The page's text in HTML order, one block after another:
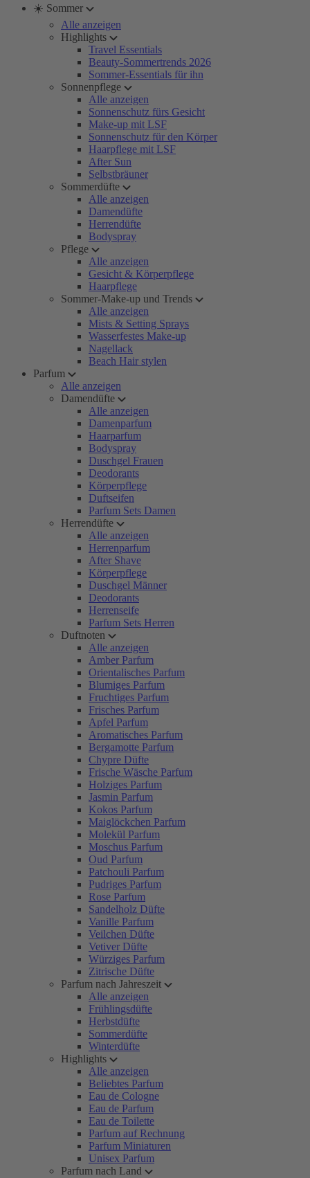
☀️ Sommer
Alle anzeigen
Highlights
Travel Essentials
Beauty-Sommertrends 2026
Sommer-Essentials für ihn
Sonnenpflege
Alle anzeigen
Sonnenschutz fürs Gesicht
Make-up mit LSF
Sonnenschutz für den Körper
Haarpflege mit LSF
After Sun
Selbstbräuner
Sommerdüfte
Alle anzeigen
Damendüfte
Herrendüfte
Bodyspray
Pflege
Alle anzeigen
Gesicht & Körperpflege
Haarpflege
Sommer-Make-up und Trends
Alle anzeigen
Mists & Setting Sprays
Wasserfestes Make-up
Nagellack
Beach Hair stylen
Parfum
Alle anzeigen
Damendüfte
Alle anzeigen
Damenparfum
Haarparfum
Bodyspray
Duschgel Frauen
Deodorants
Körperpflege
Duftseifen
Parfum Sets Damen
Herrendüfte
Alle anzeigen
Herrenparfum
After Shave
Körperpflege
Duschgel Männer
Deodorants
Herrenseife
Parfum Sets Herren
Duftnoten
Alle anzeigen
Amber Parfum
Orientalisches Parfum
Blumiges Parfum
Fruchtiges Parfum
Frisches Parfum
Apfel Parfum
Aromatisches Parfum
Bergamotte Parfum
Chypre Düfte
Frische Wäsche Parfum
Holziges Parfum
Jasmin Parfum
Kokos Parfum
Maiglöckchen Parfum
Molekül Parfum
Moschus Parfum
Oud Parfum
Patchouli Parfum
Pudriges Parfum
Rose Parfum
Sandelholz Düfte
Vanille Parfum
Veilchen Düfte
Vetiver Düfte
Würziges Parfum
Zitrische Düfte
Parfum nach Jahreszeit
Alle anzeigen
Frühlingsdüfte
Herbstdüfte
Sommerdüfte
Winterdüfte
Highlights
Alle anzeigen
Beliebtes Parfum
Eau de Cologne
Eau de Parfum
Eau de Toilette
Parfum auf Rechnung
Parfum Miniaturen
Unisex Parfum
Parfum nach Land